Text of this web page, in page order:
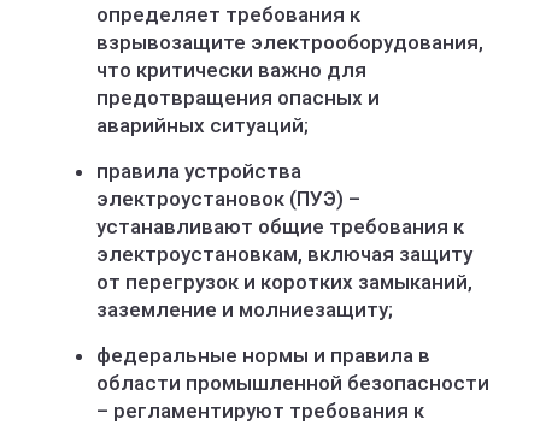
определяет требования к
взрывозащите электрооборудования,
что критически важно для
предотвращения опасных и
аварийных ситуаций;
правила устройства
электроустановок (ПУЭ) –
устанавливают общие требования к
электроустановкам, включая защиту
от перегрузок и коротких замыканий,
заземление и молниезащиту;
федеральные нормы и правила в
области промышленной безопасности
– регламентируют требования к